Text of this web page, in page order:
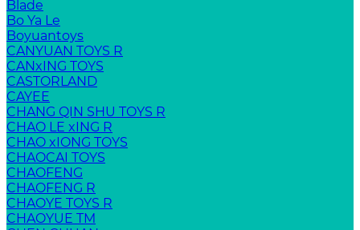
Blade
Bo Ya Le
Boyuantoys
CANYUAN TOYS R
CANxING TOYS
CASTORLAND
CAYEE
CHANG QIN SHU TOYS R
CHAO LE xING R
CHAO xIONG TOYS
CHAOCAI TOYS
CHAOFENG
CHAOFENG R
CHAOYE TOYS R
CHAOYUE TM